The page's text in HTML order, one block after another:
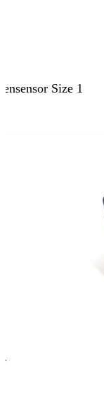
Size 1